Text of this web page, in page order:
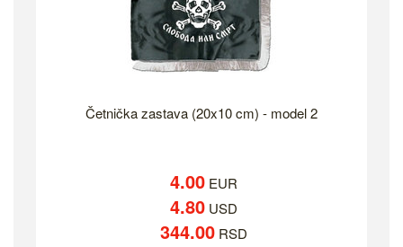
Četnička zastava (20x10 cm) - model 2
4.00 EUR
4.80 USD
344.00 RSD